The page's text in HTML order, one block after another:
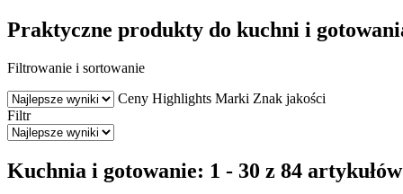
Praktyczne produkty do kuchni i
Filtrowanie i sortowanie
Ceny Highlights Marki Znak jakości
Filtr
Kuchnia i gotowanie: 1 - 30 z 84 artykułów